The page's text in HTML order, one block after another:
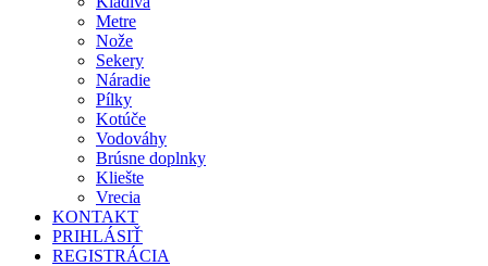
Metre
Nože
Sekery
Náradie
Pílky
Kotúče
Vodováhy
Brúsne doplnky
Kliešte
Vrecia
KONTAKT
PRIHLÁSIŤ
REGISTRÁCIA